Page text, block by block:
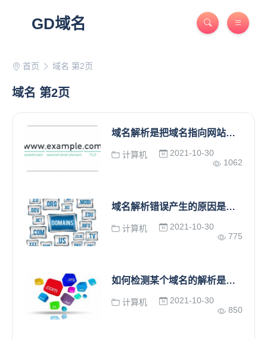
GD域名
首页 域名 第2页
域名 第2页
域名解析是把域名指向网站空间IP
计算机
2021-10-30
1062
域名解析错误产生的原因是多方面的
计算机
2021-10-30
775
如何检测某个域名的解析是否生效呢？
计算机
2021-10-30
850